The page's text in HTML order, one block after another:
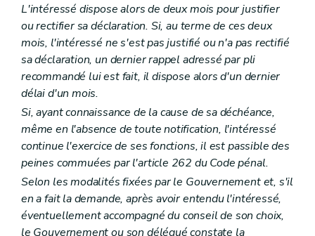
Livre premier Les agglomérations et les fédérations de communes
Titre premier Organisation des agglomérations et des fédérations de communes
Chapitre premier Dispositions générales
Section première
Délimitations
Art. L2111-1
Art. L2111-2
Section 2
Art. L2111-3
Art. L2111-4
Section 3 Attributions
Art. L2111-5
Art. L2111-6
Chapitre II
Organes des agglomérations et des fédérations
Section première Dispositions générales
Art. L2112-1
Art. L2112-2
Art. L2112-3
L'intéressé dispose alors de deux mois pour justifier
ou rectifier sa déclaration. Si, au terme de ces deux
mois, l'intéressé ne s'est pas justifié ou n'a pas rectifié
sa déclaration, un dernier rappel adressé par pli
recommandé lui est fait, il dispose alors d'un dernier
délai d'un mois.
Si, ayant connaissance de la cause de sa déchéance,
même en l'absence de toute notification, l'intéressé
continue l'exercice de ses fonctions, il est passible des
peines commuées par l'article 262 du Code pénal.
Selon les modalités fixées par le Gouvernement et, s'il
en a fait la demande, après avoir entendu l'intéressé,
éventuellement accompagné du conseil de son choix,
le Gouvernement ou son délégué constate la